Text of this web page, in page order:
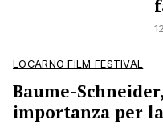
LOCARNO FILM FESTIVAL
Baume-
importanza per